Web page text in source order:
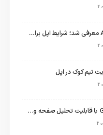
برنامه Apple Upgrade معرفی شد؛ شرایط اپل برای اجاره آیفون، آیپد، مک و اپل واچ
نسخه مک گوگل Gemini با قابلیت تحلیل صفحه و دستورات صوتی در به‌روزرسانی جدید